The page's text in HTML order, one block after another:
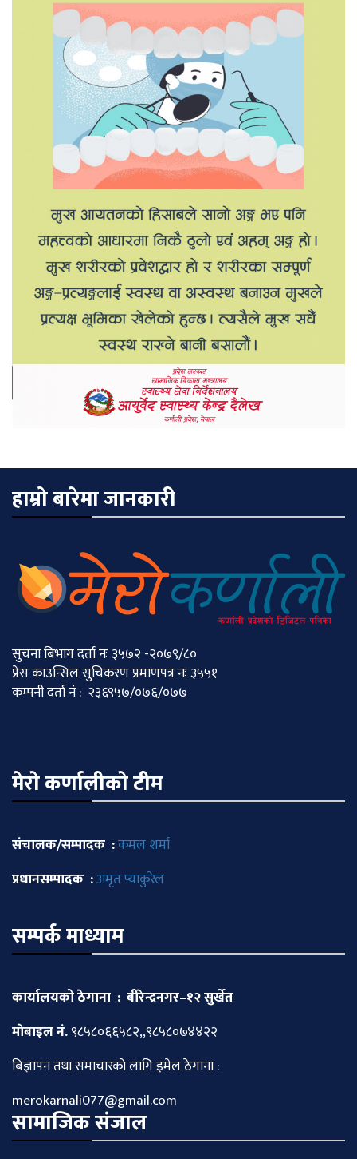
हाम्रो बारेमा जानकारी
सुचना बिभाग दर्ता नः ३५७२ -२०७९/८०
प्रेस काउन्सिल सुचिकरण प्रमाणपत्र नः ३५५१
कम्पनी दर्ता नं : २३६९५७/०७६/०७७
मेराे कर्णालीकाे टीम
संचालक/सम्पादक :कमल शर्मा
प्रधानसम्पादक :अमृत प्याकुरेल
सम्पर्क माध्याम
कार्यालयको ठेगाना : बीरेन्द्रनगर–१२ सुर्खेत
माेबाइल नं.९८५८०६६५८२,,९८५८०७४४२२
बिज्ञापन तथा समाचारकाे लागि इमेल ठेगाना :
merokarnali077@gmail.com
सामाजिक संजाल